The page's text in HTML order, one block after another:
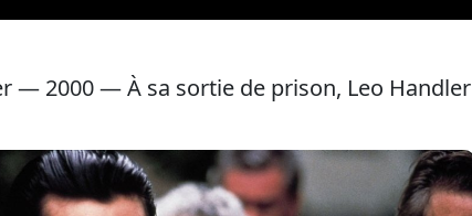
— 2000 — À sa sortie de prison, Leo Handler